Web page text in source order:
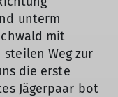
unterm
mit
Weg zur
die erste
Jägerpaar bot